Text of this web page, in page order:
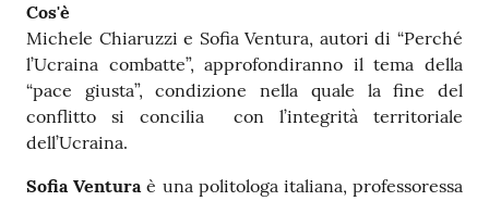
Cos'è
Michele Chiaruzzi e Sofia Ventura, autori di “Perché
l’Ucraina combatte”, approfondiranno il tema della
“pace giusta”, condizione nella quale la fine del
conflitto si concilia con l’integrità territoriale
dell’Ucraina.
Sofia Venturaè una politologa italiana, professoressa